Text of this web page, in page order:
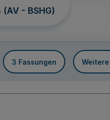
- BSHG)
3 Fassungen